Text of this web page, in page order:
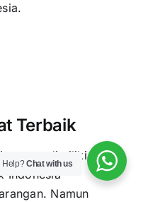
Terbaik
yang dimiliki
Indonesia
Namun
Help?Chat with us